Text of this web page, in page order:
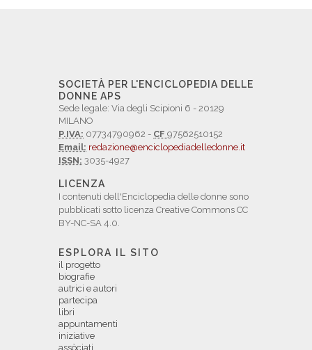
SOCIETÀ PER L'ENCICLOPEDIA DELLE
DONNE APS
Sede legale: Via degli Scipioni 6 - 20129
MILANO
P.IVA: 07734790962 - CF 97562510152
Email: redazione@enciclopediadelledonne.it
ISSN: 3035-4927
LICENZA
I contenuti dell'Enciclopedia delle donne sono
pubblicati sotto licenza Creative Commons CC
BY-NC-SA 4.0.
ESPLORA IL SITO
il progetto
biografie
autrici e autori
partecipa
libri
appuntamenti
iniziative
assòciati